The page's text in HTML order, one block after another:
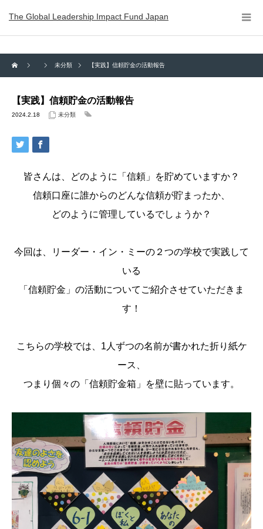
The Global Leadership Impact Fund Japan
未分類 【実践】信頼貯金の活動報告
【実践】信頼貯金の活動報告
2024.2.18 未分類
皆さんは、どのように「信頼」を貯めていますか？
信頼口座に誰からのどんな信頼が貯まったか、
どのように管理しているでしょうか？
今回は、リーダー・イン・ミーの２つの学校で実践して
いる
「信頼貯金」の活動についてご紹介させていただきま
す！
こちらの学校では、1人ずつの名前が書かれた折り紙ケ
ース、
つまり個々の「信頼貯金箱」を壁に貼っています。